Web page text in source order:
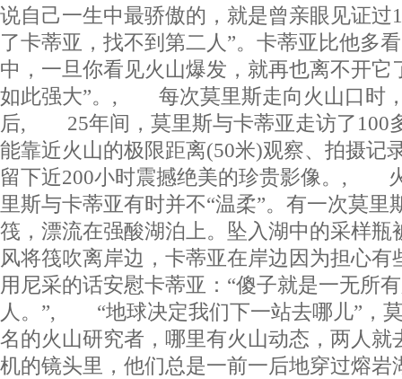
说自己一生中最骄傲的，就是曾亲眼见证过
了卡蒂亚，找不到第二人”。卡蒂亚比他多
中，一旦你看见火山爆发，就再也离不开它
如此强大”。, 每次莫里斯走向火山口时
后, 25年间，莫里斯与卡蒂亚走访了100
能靠近火山的极限距离(50米)观察、拍摄记
留下近200小时震撼绝美的珍贵影像。,
里斯与卡蒂亚有时并不“温柔”。有一次莫里
筏，漂流在强酸湖泊上。坠入湖中的采样瓶
风将筏吹离岸边，卡蒂亚在岸边因为担心有
用尼采的话安慰卡蒂亚：“傻子就是一无所
人。”, “地球决定我们下一站去哪儿”，
名的火山研究者，哪里有火山动态，两
机的镜头里，他们总是一前一后地穿过熔岩